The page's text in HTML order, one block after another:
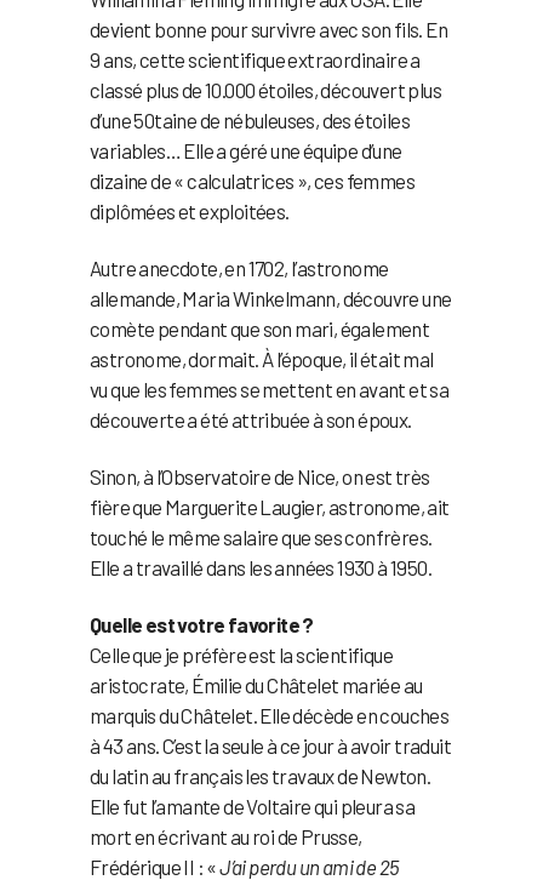
devient bonne pour survivre avec son fils. En
9 ans, cette scientifique extraordinaire a
classé plus de 10.000 étoiles, découvert plus
d’une 50taine de nébuleuses, des étoiles
variables… Elle a géré une équipe d’une
dizaine de « calculatrices », ces femmes
diplômées et exploitées.
Autre anecdote, en 1702, l’astronome
allemande, Maria Winkelmann, découvre une
comète pendant que son mari, également
astronome, dormait. À l’époque, il était mal
vu que les femmes se mettent en avant et sa
découverte a été attribuée à son époux.
Sinon, à l’Observatoire de Nice, on est très
fière que Marguerite Laugier, astronome, ait
touché le même salaire que ses confrères.
Elle a travaillé dans les années 1930 à 1950.
Quelle est votre favorite ?
Celle que je préfère est la scientifique
aristocrate, Émilie du Châtelet mariée au
marquis du Châtelet. Elle décède en couches
à 43 ans. C’est la seule à ce jour à avoir traduit
du latin au français les travaux de Newton.
Elle fut l’amante de Voltaire qui pleura sa
mort en écrivant au roi de Prusse,
Frédérique II : «J’ai perdu un ami de 25